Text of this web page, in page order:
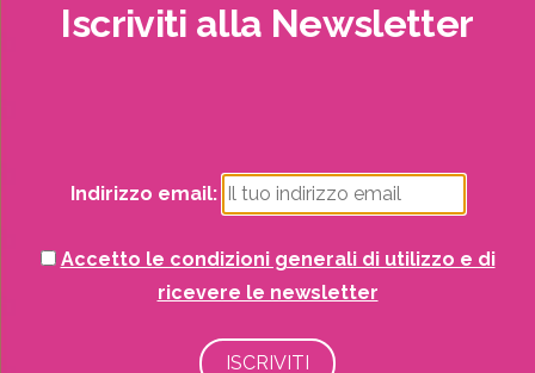
Piscine e idro
Recinzioni
Iscriviti alla Newsletter
Indirizzo email:
Accetto le condizioni generali di utilizzo e di
ricevere le newsletter